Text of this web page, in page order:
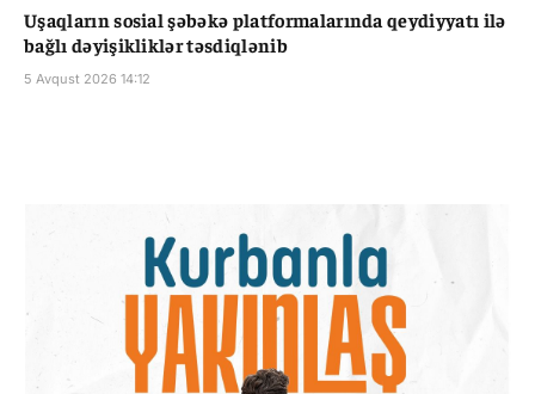
Uşaqların sosial şəbəkə platformalarında qeydiyyatı ilə
bağlı dəyişikliklər təsdiqlənib
5 Avqust 2026 14:12